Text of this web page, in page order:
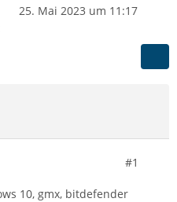
25. Mai 2023 um 11:17
#1
10, gmx, bitdefender